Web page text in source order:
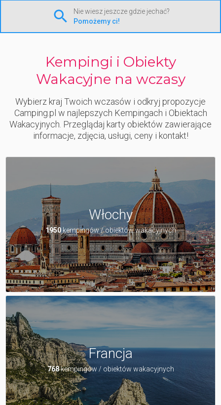
Nie wiesz jeszcze gdzie jechać?
Pomożemy ci!
Kempingi i Obiekty
Wakacyjne na wczasy
Wybierz kraj Twoich wczasów i odkryj propozycje
Camping.pl w najlepszych Kempingach i Obiektach
Wakacyjnych. Przeglądaj karty obiektów zawierające
informacje, zdjęcia, usługi, ceny i kontakt!
Włochy
1950kempingów / obiektów wakacyjnych
Francja
768kempingów / obiektów wakacyjnych